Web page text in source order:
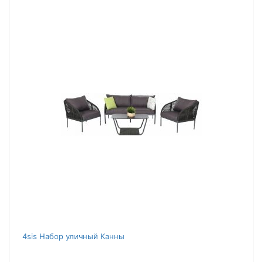
4sis Набор уличный Канны